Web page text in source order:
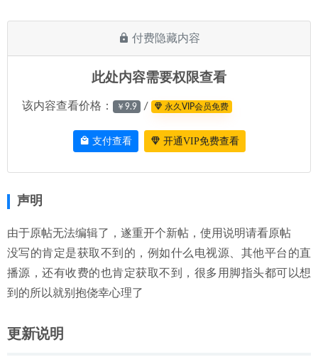
付费隐藏内容
此处内容需要权限查看
该内容查看价格： ￥9.9 / 永久VIP会员免费
支付查看 开通VIP免费查看
声明
由于原帖无法编辑了，遂重开个新帖，使用说明请看原帖
没写的肯定是获取不到的，例如什么电视源、其他平台的直
播源，还有收费的也肯定获取不到，很多用脚指头都可以想
到的所以就别抱侥幸心理了
更新说明